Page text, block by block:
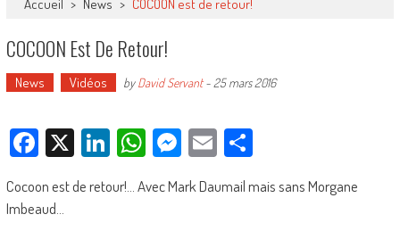
Accueil > News > COCOON est de retour!
COCOON Est De Retour!
News Vidéos byDavid Servant- 25 mars 2016
Facebook
X LinkedIn
WhatsApp
Messenger
EmailPartager
Cocoon est de retour!… Avec Mark Daumail mais sans Morgane
Imbeaud…